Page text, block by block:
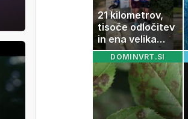
21 kilometrov,
tisoče odločitev
in ena velika
želja: živeti na
polno s
sladkorno
boleznijo
DOMINVRT.SI